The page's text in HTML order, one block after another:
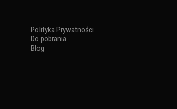
Polityka Prywatności
Do pobrania
Blog